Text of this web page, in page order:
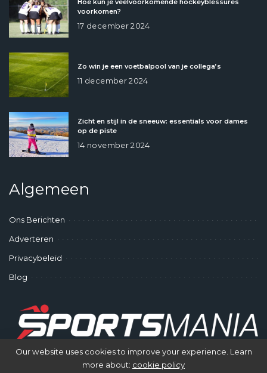
Hoe kun je veelvoorkomende hockeyblessures
voorkomen?
17 december 2024
Zo win je een voetbalpool van je collega’s
11 december 2024
Zicht en stijl in de sneeuw: essentials voor dames
op de piste
14 november 2024
Algemeen
Ons Berichten
Adverteren
Privacybeleid
Blog
Our website uses cookies to improve your experience. Learn
more about: cookie policy